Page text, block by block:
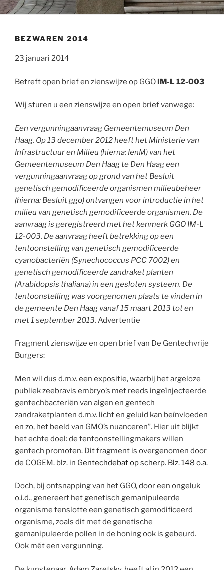
BEZWAREN 2014
23 januari 2014
Betreft open brief en zienswijze op GGO IM-L 12-003
Wij sturen u een zienswijze en open brief vanwege:
Een vergunningaanvraag Gemeentemuseum Den
Haag. Op 13 december 2012 heeft het Ministerie van
Infrastructuur en Milieu (hierna: IenM) van het
Gemeentemuseum Den Haag te Den Haag een
vergunningaanvraag op grond van het Besluit
genetisch gemodificeerde organismen milieubeheer
(hierna: Besluit ggo) ontvangen voor introductie in het
milieu van genetisch gemodificeerde organismen. De
aanvraag is geregistreerd met het kenmerk GGO IM-L
12-003. De aanvraag heeft betrekking op een
tentoonstelling van genetisch gemodificeerde
cyanobacteriën (Synechococcus PCC 7002) en
genetisch gemodificeerde zandraket planten
(Arabidopsis thaliana) in een gesloten systeem. De
tentoonstelling was voorgenomen plaats te vinden in
de gemeente Den Haag vanaf 15 maart 2013 tot en
met 1 september 2013. Advertentie
Fragment zienswijze en open brief van De Gentechvrije
Burgers:
Men wil dus d.m.v. een expositie, waarbij het argeloze
publiek zeebravis embryo’s met reeds ingeïnjecteerde
gentechbacteriën van algen en gentech
zandraketplanten d.m.v. licht en geluid kan beïnvloeden
en zo, het beeld van GMO’s nuanceren”. Hier uit blijkt
het echte doel: de tentoonstellingmakers willen
gentech promoten. Dit fragment is overgenomen door
de COGEM. blz. in Gentechdebat op scherp. Blz. 148 o.a.
Doch, bij ontsnapping van het GGO, door een ongeluk
o.i.d., genereert het genetisch gemanipuleerde
organisme tenslotte een genetisch gemodificeerd
organisme, zoals dit met de genetische
gemanipuleerde pollen in de honing ook is gebeurd.
Ook mét een vergunning.